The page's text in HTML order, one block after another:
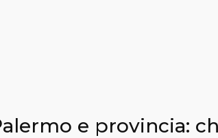
e provincia: